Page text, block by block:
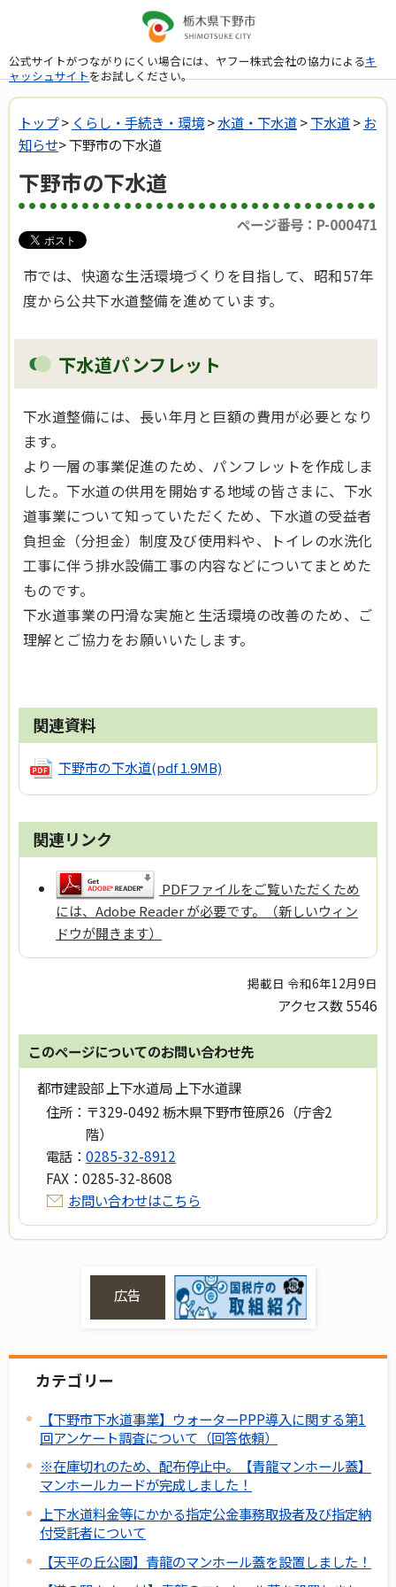
公式サイトがつながりにくい場合には、ヤフー株式会社の協力によるキ
ャッシュサイトをお試しください。
トップ> くらし・手続き・環境>水道・下水道>下水道>お
知らせ> 下野市の下水道
下野市の下水道
ページ番号：P-000471
市では、快適な生活環境づくりを目指して、昭和57年
度から公共下水道整備を進めています。
下水道パンフレット
下水道整備には、長い年月と巨額の費用が必要となり
ます。
より一層の事業促進のため、パンフレットを作成しま
した。下水道の供用を開始する地域の皆さまに、下水
道事業について知っていただくため、下水道の受益者
負担金（分担金）制度及び使用料や、トイレの水洗化
工事に伴う排水設備工事の内容などについてまとめた
ものです。
下水道事業の円滑な実施と生活環境の改善のため、ご
理解とご協力をお願いいたします。
関連資料
下野市の下水道(pdf 1.9MB)
関連リンク
PDFファイルをご覧いただくため
には、Adobe Reader が必要です。（新しいウィン
ドウが開きます）
掲載日 令和6年12月9日
アクセス数5546
このページについてのお問い合わせ先
都市建設部 上下水道局 上下水道課
住所： 〒329-0492 栃木県下野市笹原26（庁舎2
階）
電話： 0285-32-8912
FAX： 0285-32-8608
お問い合わせはこちら
広告
カテゴリー
【下野市下水道事業】ウォーターPPP導入に関する第1
回アンケート調査について（回答依頼）
※在庫切れのため、配布停止中。【青龍マンホール蓋】
マンホールカードが完成しました！
上下水道料金等にかかる指定公金事務取扱者及び指定納
付受託者について
【天平の丘公園】青龍のマンホール蓋を設置しました！